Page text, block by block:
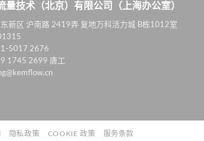
量技术（北京）有限公司（上海办公室）
东新区 沪南路 2419弄 复地万科活力城 B栋1012室
5017 2676
1745 2699 唐工
隐私政策 COOKIE 政策 服务条款